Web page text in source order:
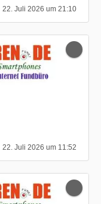
22. Juli 2026 um 21:10
22. Juli 2026 um 11:52